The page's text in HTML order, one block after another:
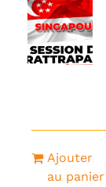
Ajouter
au panier